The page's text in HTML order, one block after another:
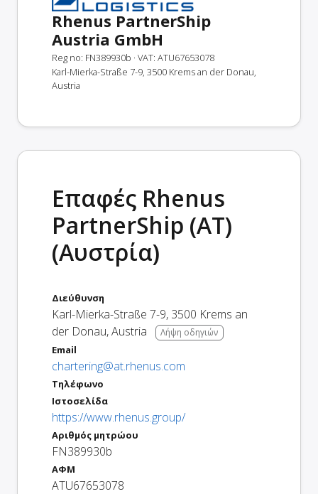
Rhenus PartnerShip
Austria GmbH
Reg no: FN389930b · VAT: ATU67653078
Karl-Mierka-Straße 7-9, 3500 Krems an der Donau,
Austria
Επαφές Rhenus
PartnerShip (AT)
(Αυστρία)
Διεύθυνση
Karl-Mierka-Straße 7-9, 3500 Krems an
der Donau,Austria Λήψη οδηγιών
Email
chartering@at.rhenus.com
Τηλέφωνο
Ιστοσελίδα
https://www.rhenus.group/
Αριθμός μητρώου
FN389930b
ΑΦΜ
ATU67653078